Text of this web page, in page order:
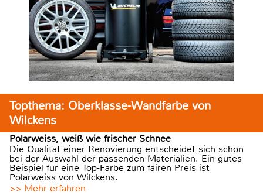
Topthema: Oberklasse-Wandfarbe von
Wilckens
Polarweiss, weiß wie frischer Schnee
Die Qualität einer Renovierung entscheidet sich schon
bei der Auswahl der passenden Materialien. Ein gutes
Beispiel für eine Top-Farbe zum fairen Preis ist
Polarweiss von Wilckens.
>> Mehr erfahren